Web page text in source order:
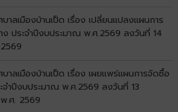
บาลเมืองบ้านเป็ด เรื่อง เปลี่ยนแปลงแผนการ
ประจำปีงบประมาณ พ.ศ.2569 ลงวันที่ 14
บาลเมืองบ้านเป็ด เรื่อง เผยแพร่แผนการจัดซื้อ
จำปีงบประมาณ พ.ศ.2569 ลงวันที่ 13
.ศ. 2569